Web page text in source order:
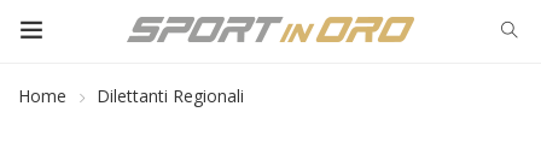
Home Dilettanti Regionali